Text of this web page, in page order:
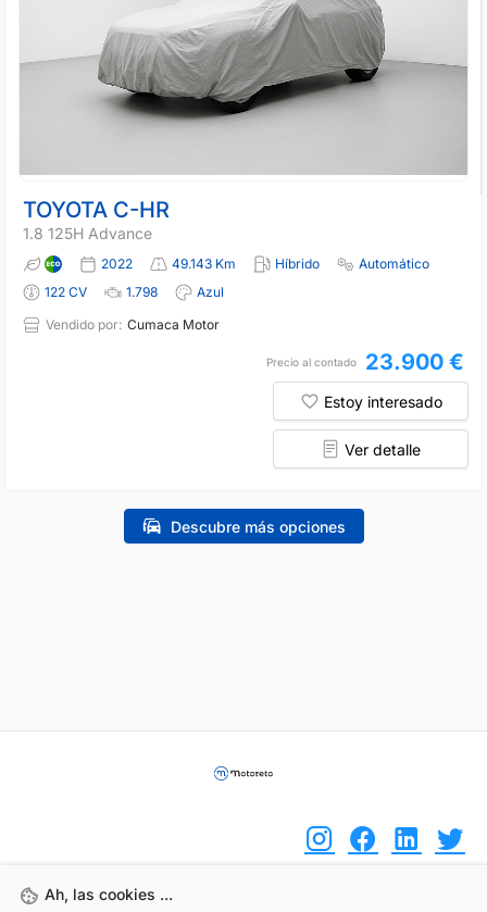
TOYOTA C-HR
1.8 125H Advance
2022 49.143 Km Híbrido
Automático
122 CV
1.798
Azul
Vendido por: Cumaca Motor
Precio al contado 23.900 €
Estoy interesado
Ver detalle
Descubre más opciones
Ah, las cookies ...